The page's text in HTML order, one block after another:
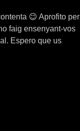
😉 Aprofito per
faig ensenyant-vos
Espero que us